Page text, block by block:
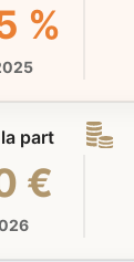
%
part
€